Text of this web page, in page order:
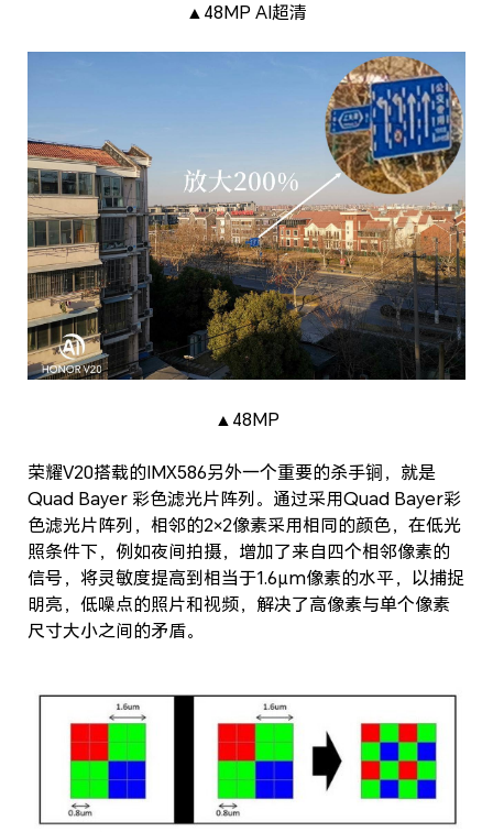
▲48MP AI超清
▲48MP
荣耀V20搭载的IMX586另外一个重要的杀手锏，就是
Quad Bayer 彩色滤光片阵列。通过采用Quad Bayer彩
色滤光片阵列，相邻的2×2像素采用相同的颜色，在低光
照条件下，例如夜间拍摄，增加了来自四个相邻像素的
信号，将灵敏度提高到相当于1.6μm像素的水平，以捕捉
明亮，低噪点的照片和视频，解决了高像素与单个像素
尺寸大小之间的矛盾。